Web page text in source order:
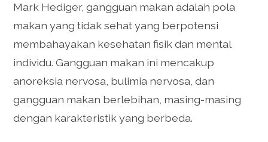
Mark Hediger, gangguan makan adalah pola
makan yang tidak sehat yang berpotensi
membahayakan kesehatan fisik dan mental
individu. Gangguan makan ini mencakup
anoreksia nervosa, bulimia nervosa, dan
gangguan makan berlebihan, masing-masing
dengan karakteristik yang berbeda.